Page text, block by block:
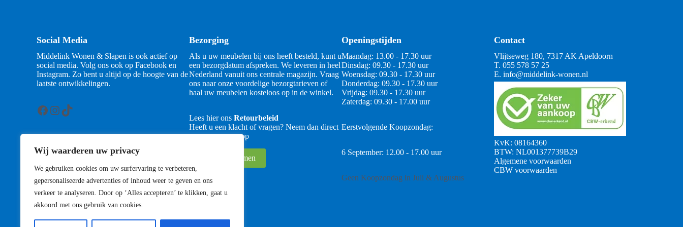
Wij waarderen uw privacy
We gebruiken cookies om uw surfervaring te verbeteren,
gepersonaliseerde advertenties of inhoud weer te geven en ons
verkeer te analyseren. Door op ‘Alles accepteren’ te klikken, gaat u
akkoord met ons gebruik van cookies.
Social Media
Middelink Wonen & Slapen is ook actief op
social media. Volg ons ook op Facebook en
Instagram. Zo bent u altijd op de hoogte van de
laatste ontwikkelingen.
Facebook
Instagram
TikTok
Bezorging
Als u uw meubelen bij ons heeft besteld, kunt u
een bezorgdatum afspreken. We leveren in heel
Nederland vanuit ons centrale magazijn. Vraag
ons naar onze voordelige bezorgtarieven of
haal uw meubelen kosteloos op in de winkel.
Lees hier ons Retourbeleid
Heeft u een klacht of vragen? Neem dan direct
contact met ons op
Contact opnemen
Openingstijden
Maandag: 13.00 - 17.30 uur
Dinsdag: 09.30 - 17.30 uur
Woensdag: 09.30 - 17.30 uur
Donderdag: 09.30 - 17.30 uur
Vrijdag: 09.30 - 17.30 uur
Zaterdag: 09.30 - 17.00 uur
Eerstvolgende Koopzondag:
6 September: 12.00 - 17.00 uur
Geen Koopzondag in Juli & Augustus
Contact
Vlijtseweg 180, 7317 AK Apeldoorn
T. 055 578 57 25
E. info@middelink-wonen.nl
KvK: 08164360
BTW: NL001377739B29
Algemene voorwaarden
CBW voorwaarden